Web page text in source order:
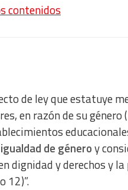
contenidos
de ley que estatuye
en razón de su género
de géneroy
dignidad y derechos y la
12)”.